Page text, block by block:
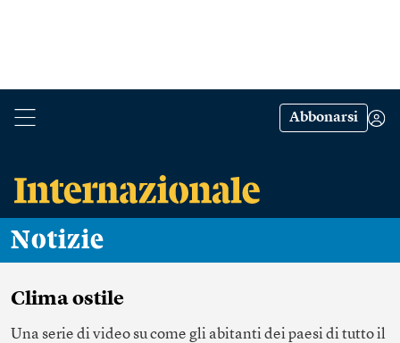
Abbonarsi
Notizie
Clima ostile
Una serie di video su come gli abitanti dei paesi di tutto il